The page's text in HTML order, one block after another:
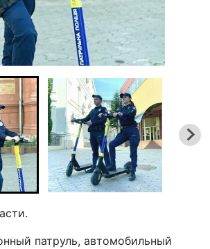
патруль, автомобильный